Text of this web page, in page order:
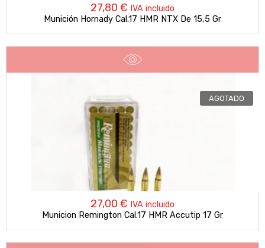
27,80 € IVA incluido
Munición Hornady Cal.17 HMR NTX De 15,5 Gr
AGOTADO
27,00 € IVA incluido
Municion Remington Cal.17 HMR Accutip 17 Gr